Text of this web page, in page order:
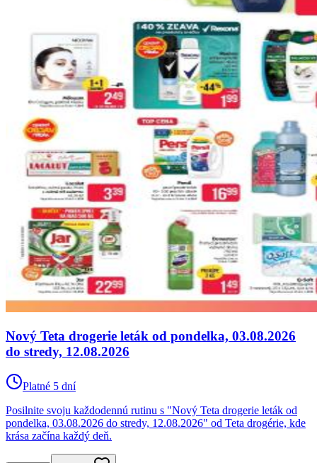
Nový Teta drogerie leták od pondelka, 03.08.2026
do stredy, 12.08.2026
Platné 5 dní
Posilnite svoju každodennú rutinu s "Nový Teta drogerie leták od
pondelka, 03.08.2026 do stredy, 12.08.2026" od Teta drogérie, kde
krása začína každý deň.